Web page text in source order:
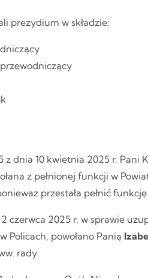
prezydium w składzie:
dnia 10 kwietnia 2025 r. Pani
z pełnionej funkcji w
przestała pełnić
2025 r. w sprawie
Policach, powołano Panią
rady.